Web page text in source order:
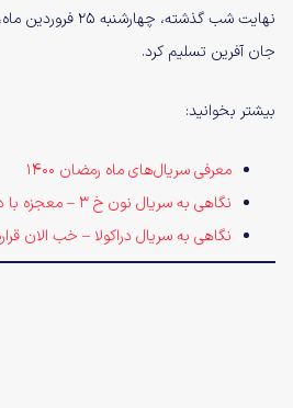
نهایت شب گذشته،
جان آفرین تسلیم کرد.
بیشتر بخوانید:
معرفی سریال‌های ماه رمضان 1400
نگاهی به سریال نون خ ۳ – معجزه با دست‌های خالی
نگاهی به سریال دراکولا – خب الان